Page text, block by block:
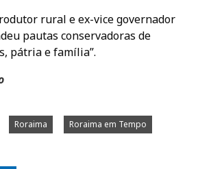
rural e ex-vice governador
pautas conservadoras de
pátria e família”.
Roraima Roraima em Tempo